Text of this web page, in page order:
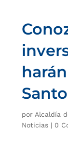
por Alcaldía
Noticias| 0